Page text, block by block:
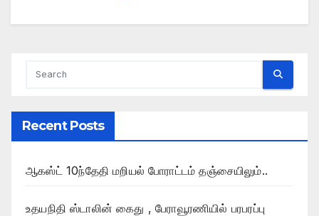
Recent Posts
ஆகஸ்ட் 10ந்தேதி மறியல் போராட்டம் தஞ்சையிலும்..
உதயநிதி ஸ்டாலின் கைது , பேராவூரணியில் பரபரப்பு